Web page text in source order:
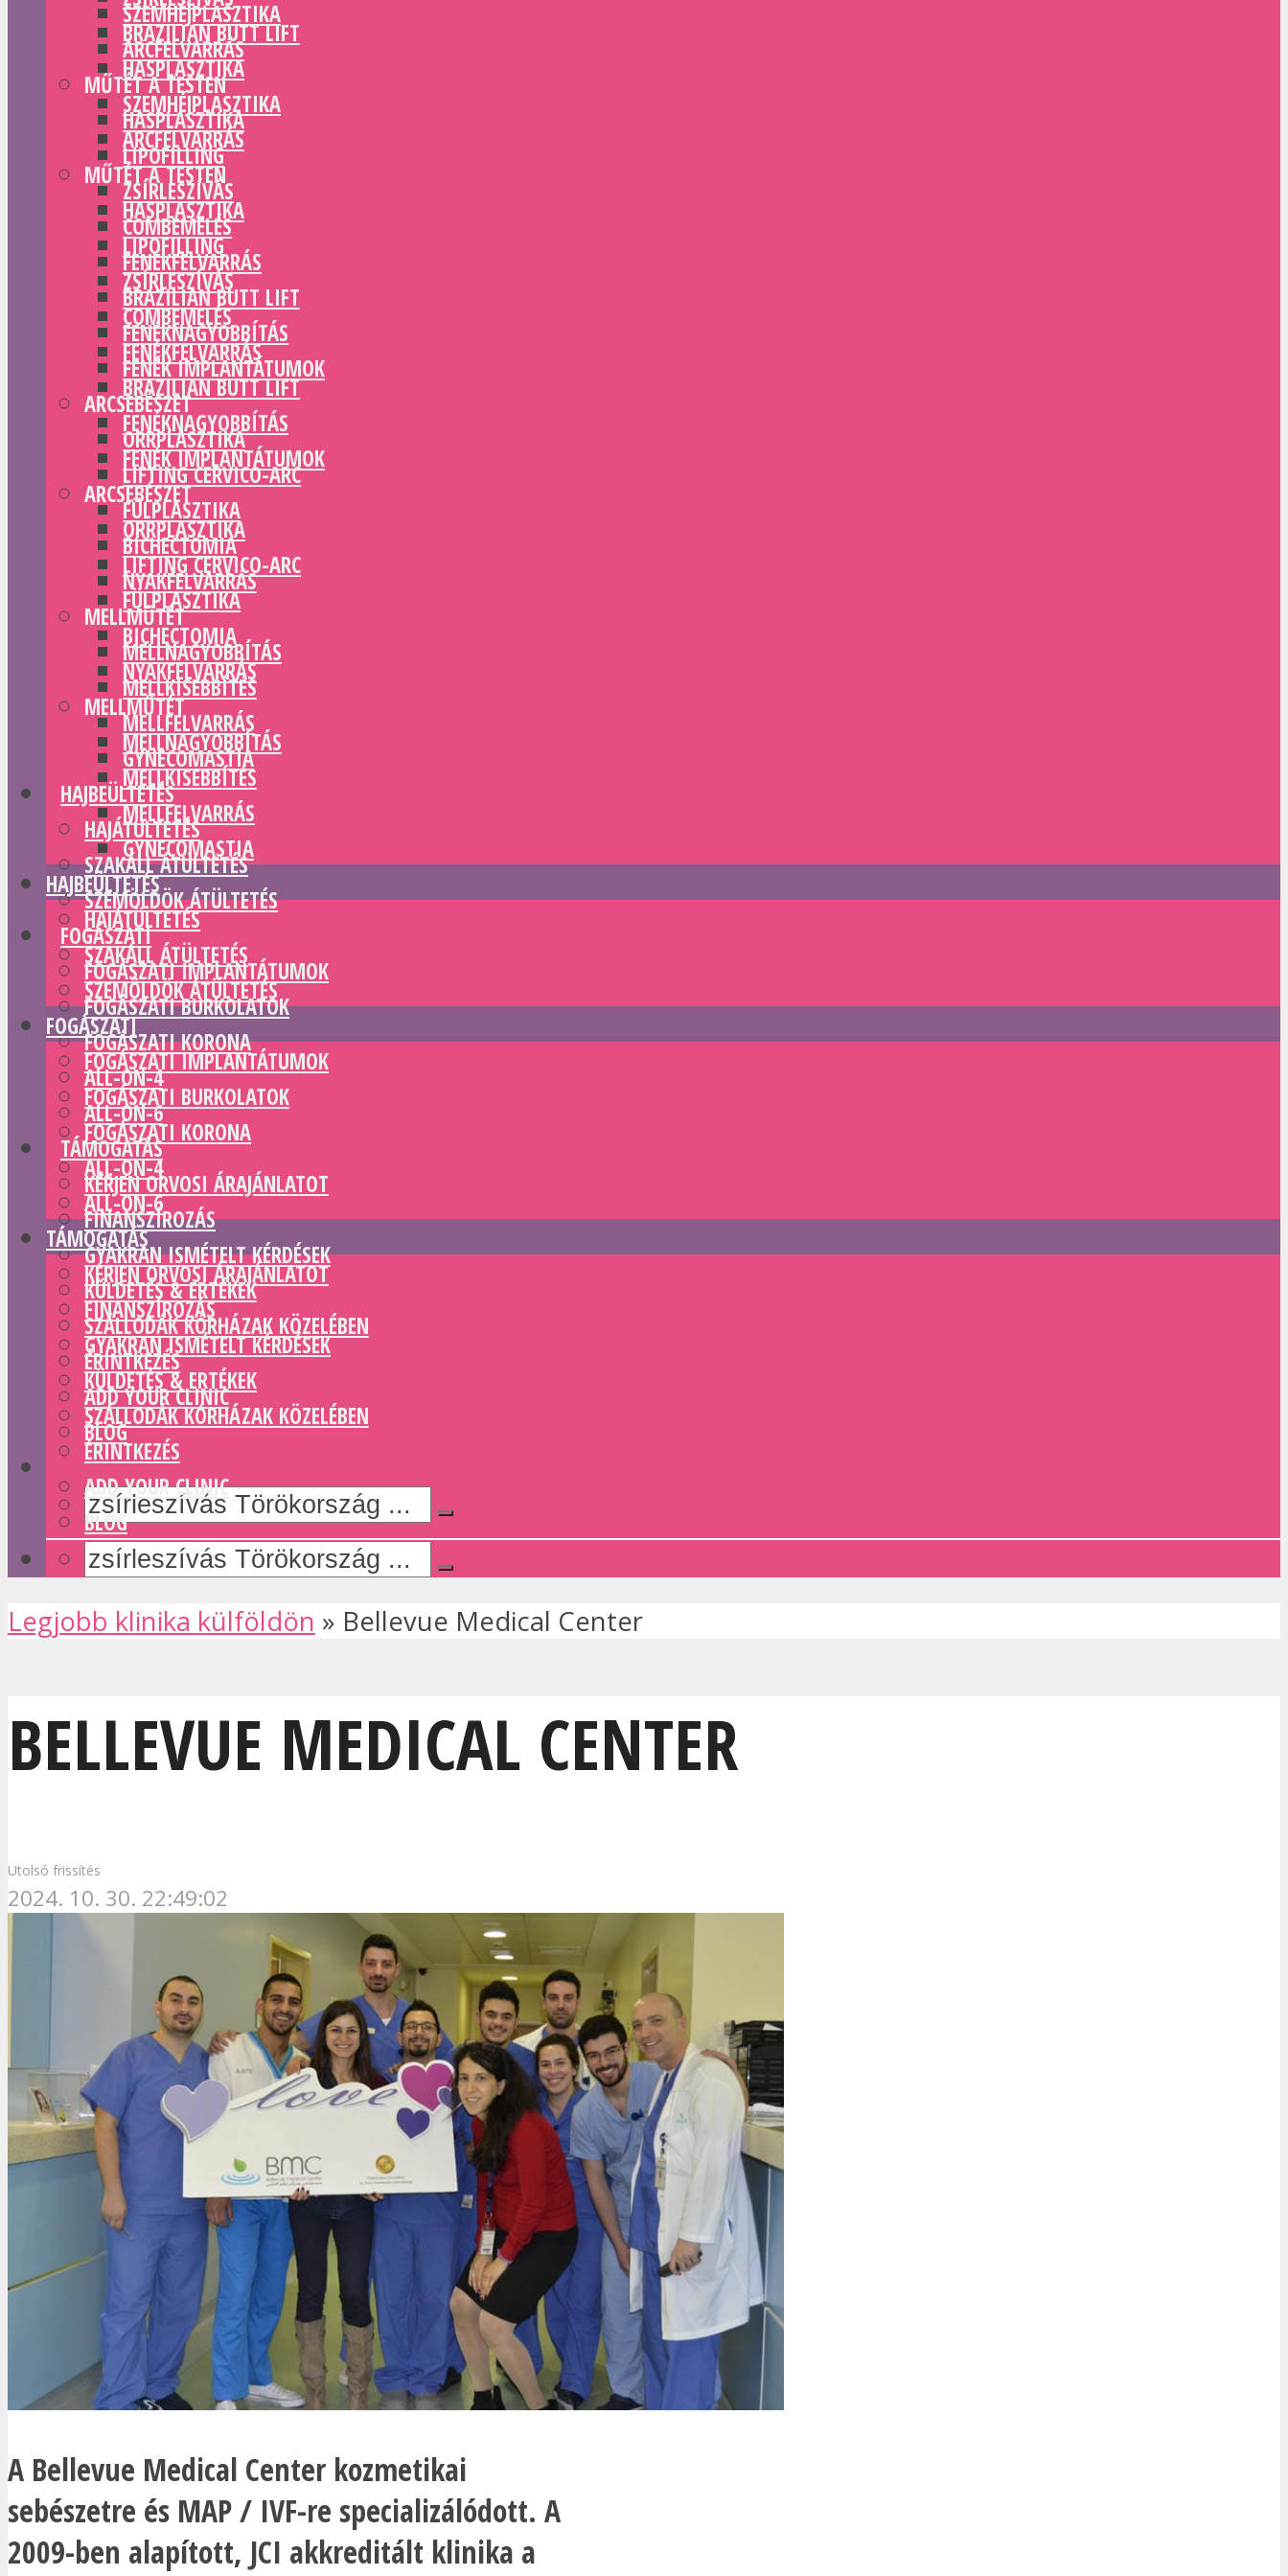
SZEMHÉJPLASZTIKA
ARCFELVARRÁS
MŰTÉT A TESTEN
HASPLASZTIKA
LIPOFILLING
ZSÍRLESZÍVÁS
COMBEMELÉS
FENÉKFELVARRÁS
BRAZILIAN BUTT LIFT
FENÉKNAGYOBBÍTÁS
FENÉK IMPLANTÁTUMOK
ARCSEBÉSZET
ORRPLASZTIKA
LIFTING CERVICO-ARC
FÜLPLASZTIKA
BICHECTOMIA
NYAKFELVARRÁS
MELLMŰTÉT
MELLNAGYOBBÍTÁS
MELLKISEBBÍTÉS
MELLFELVARRÁS
GYNECOMASTIA
HAJBEÜLTETÉS
HAJÁTÜLTETÉS
SZAKÁLL ÁTÜLTETÉS
SZEMÖLDÖK ÁTÜLTETÉS
FOGÁSZATI
FOGÁSZATI IMPLANTÁTUMOK
FOGÁSZATI BURKOLATOK
FOGÁSZATI KORONA
ALL-ON-4
ALL-ON-6
TÁMOGATÁS
KÉRJEN ORVOSI ÁRAJÁNLATOT
FINANSZÍROZÁS
GYAKRAN ISMÉTELT KÉRDÉSEK
KÜLDETÉS & ERTÉKEK
SZÁLLODÁK KÓRHÁZAK KÖZELÉBEN
ÉRINTKEZÉS
ADD YOUR CLINIC
BLOG
BRAZILIAN BUTT LIFT
HASPLASZTIKA
SZEMHÉJPLASZTIKA
ARCFELVARRÁS
MŰTÉT A TESTEN
HASPLASZTIKA
LIPOFILLING
ZSÍRLESZÍVÁS
COMBEMELÉS
FENÉKFELVARRÁS
BRAZILIAN BUTT LIFT
FENÉKNAGYOBBÍTÁS
FENÉK IMPLANTÁTUMOK
ARCSEBÉSZET
ORRPLASZTIKA
LIFTING CERVICO-ARC
FÜLPLASZTIKA
BICHECTOMIA
NYAKFELVARRÁS
MELLMŰTÉT
MELLNAGYOBBÍTÁS
MELLKISEBBÍTÉS
MELLFELVARRÁS
GYNECOMASTIA
HAJBEÜLTETÉS
HAJÁTÜLTETÉS
SZAKÁLL ÁTÜLTETÉS
SZEMÖLDÖK ÁTÜLTETÉS
FOGÁSZATI
FOGÁSZATI IMPLANTÁTUMOK
FOGÁSZATI BURKOLATOK
FOGÁSZATI KORONA
ALL-ON-4
ALL-ON-6
TÁMOGATÁS
KÉRJEN ORVOSI ÁRAJÁNLATOT
FINANSZÍROZÁS
GYAKRAN ISMÉTELT KÉRDÉSEK
KÜLDETÉS & ERTÉKEK
SZÁLLODÁK KÓRHÁZAK KÖZELÉBEN
ÉRINTKEZÉS
ADD YOUR CLINIC
BLOG
Legjobb klinika külföldön » Bellevue Medical Center
BELLEVUE MEDICAL CENTER
Utolsó frissítés
2024. 10. 30. 22:49:02
A Bellevue Medical Center kozmetikai
sebészetre és MAP / IVF-re specializálódott. A
2009-ben alapított, JCI akkreditált klinika a